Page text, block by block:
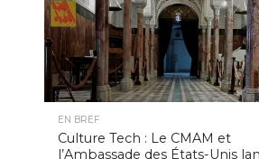
EN BREF
Culture Tech : Le CMAM et
l’Ambassade des États-Unis